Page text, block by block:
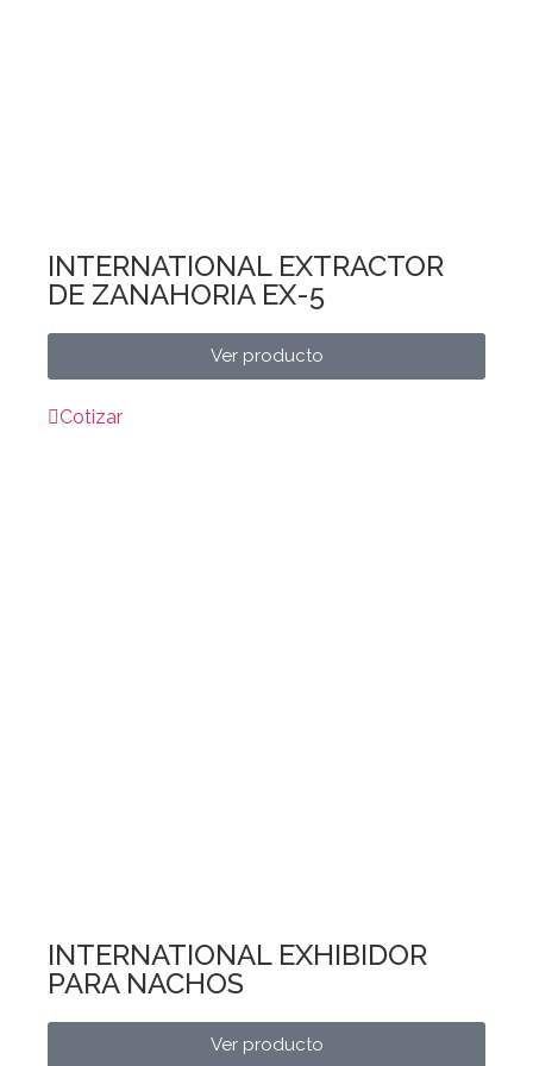
INTERNATIONAL EXTRACTOR
DE ZANAHORIA EX-5
Ver producto
Cotizar
INTERNATIONAL EXHIBIDOR
PARA NACHOS
Ver producto